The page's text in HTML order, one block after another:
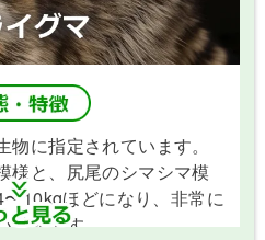
ります。
に指定されています。
様と、尻尾のシマシマ模
10kgほどになり、非常に
動物です。